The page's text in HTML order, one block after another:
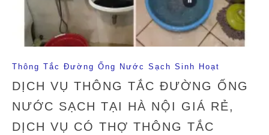
Thông Tắc Đường Ống Nước Sạch Sinh Hoạt
DỊCH VỤ THÔNG TẮC ĐƯỜNG ỐNG
NƯỚC SẠCH TẠI HÀ NỘI GIÁ RẺ,
DỊCH VỤ CÓ THỢ THÔNG TẮC